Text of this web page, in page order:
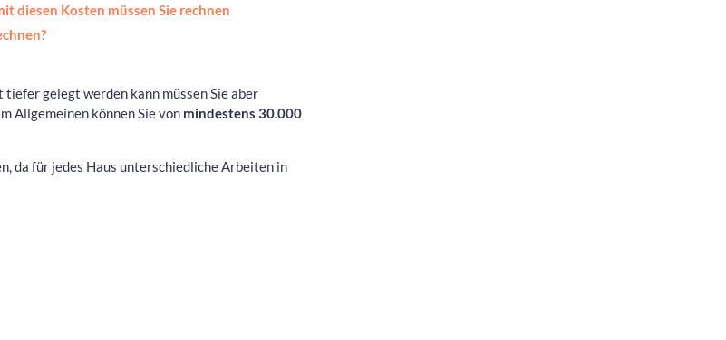
diesen Kosten müssen Sie rechnen
gelegt werden kann müssen Sie aber
Allgemeinen können Sie von mindestens 30.000
da für jedes Haus unterschiedliche Arbeiten in